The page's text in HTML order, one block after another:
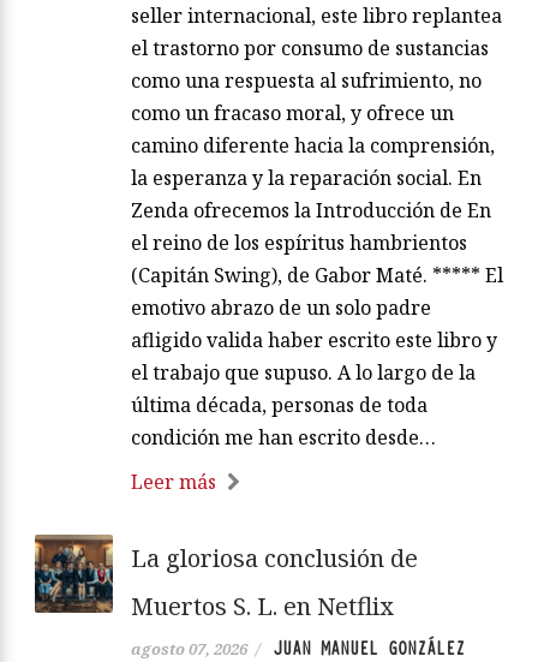
seller internacional, este libro replantea
el trastorno por consumo de sustancias
como una respuesta al sufrimiento, no
como un fracaso moral, y ofrece un
camino diferente hacia la comprensión,
la esperanza y la reparación social. En
Zenda ofrecemos la Introducción de En
el reino de los espíritus hambrientos
(Capitán Swing), de Gabor Maté. ***** El
emotivo abrazo de un solo padre
afligido valida haber escrito este libro y
el trabajo que supuso. A lo largo de la
última década, personas de toda
condición me han escrito desde…
Leer más
La gloriosa conclusión de
Muertos S. L. en Netflix
agosto 07, 2026 / JUAN MANUEL GONZÁLEZ